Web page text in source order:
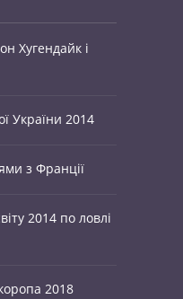
Хугендайк і
України 2014
з Франції
2014 по ловлі
2018